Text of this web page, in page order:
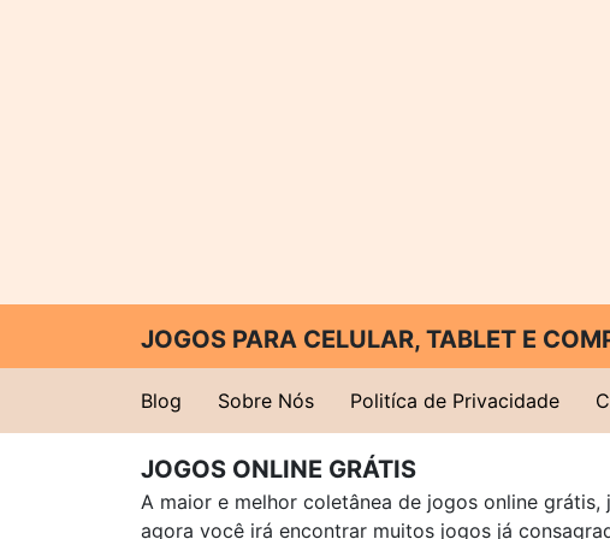
JOGOS PARA CELULAR, TABLET E
Blog Sobre Nós Politíca de Privacidade
JOGOS ONLINE GRÁTIS
A maior e melhor coletânea de jogos online grátis,
agora você irá encontrar muitos jogos já